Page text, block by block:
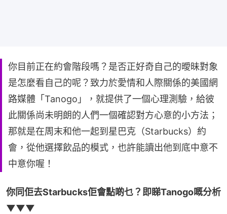
你目前正在約會階段嗎？是否正好奇自己的曖昧對象
是怎麼看自己的呢？致力於愛情和人際關係的美國網
路媒體「Tanogo」，就提供了一個心理測驗，給彼
此關係尚未明朗的人們一個確認對方心意的小方法；
那就是在周末和他一起到星巴克（Starbucks）約
會，從他選擇飲品的模式，也許能讀出他到底中意不
中意你喔！
你同佢去Starbucks佢會點啲乜？即睇Tanogo嘅分析
▼▼▼